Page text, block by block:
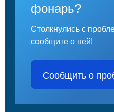
фонарь?
Столкнулись с
сообщите о ней!
Сообщить о